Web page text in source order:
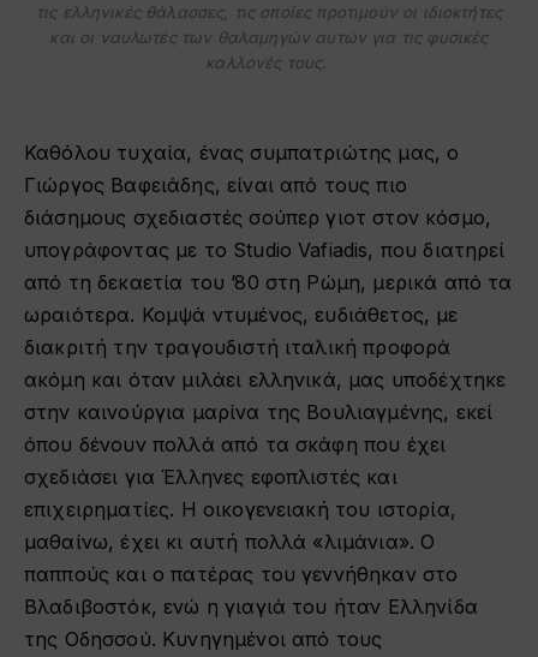
τις ελληνικές θάλασσες, τις οποίες προτιμούν οι ιδιοκτήτες
και οι ναυλωτές των θαλαμηγών αυτών για τις φυσικές
καλλονές τους.
Καθόλου τυχαία, ένας συμπατριώτης μας, ο
Γιώργος Βαφειάδης, είναι από τους πιο
διάσημους σχεδιαστές σούπερ γιοτ στον κόσμο,
υπογράφοντας με το Studio Vafiadis, που διατηρεί
από τη δεκαετία του ’80 στη Ρώμη, μερικά από τα
ωραιότερα. Κομψά ντυμένος, ευδιάθετος, με
διακριτή την τραγουδιστή ιταλική προφορά
ακόμη και όταν μιλάει ελληνικά, μας υποδέχτηκε
στην καινούργια μαρίνα της Βουλιαγμένης, εκεί
όπου δένουν πολλά από τα σκάφη που έχει
σχεδιάσει για Έλληνες εφοπλιστές και
επιχειρηματίες. Η οικογενειακή του ιστορία,
μαθαίνω, έχει κι αυτή πολλά «λιμάνια». Ο
παππούς και ο πατέρας του γεννήθηκαν στο
Βλαδιβοστόκ, ενώ η γιαγιά του ήταν Ελληνίδα
της Οδησσού. Κυνηγημένοι από τους